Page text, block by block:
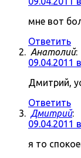
мне вот
Ответить
Анатолий:
09.04.2011
Дмитрий,
Ответить
Дмитрий:
09.04.2011
я то